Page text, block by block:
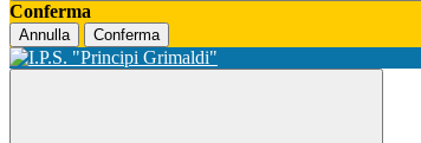
Conferma
Annulla Conferma